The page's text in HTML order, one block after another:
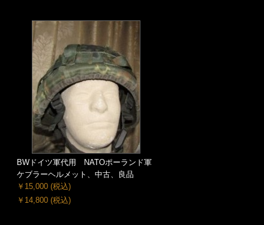
BWドイツ軍代用 NATOポーランド軍
ケブラーヘルメット、中古、良品
￥15,000 (税込)
￥14,800 (税込)